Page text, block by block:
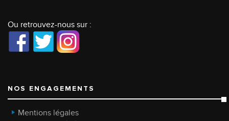
Ou retrouvez-nous sur :
NOS ENGAGEMENTS
Mentions légales